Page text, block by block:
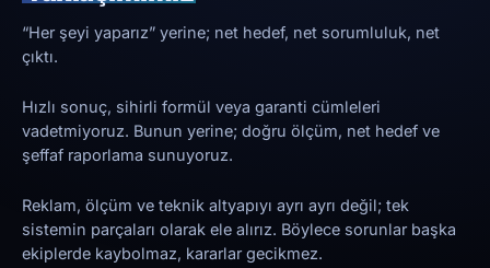
“Her şeyi yaparız” yerine; net hedef, net sorumluluk, net
çıktı.
Hızlı sonuç, sihirli formül veya garanti cümleleri
vadetmiyoruz. Bunun yerine; doğru ölçüm, net hedef ve
şeffaf raporlama sunuyoruz.
Reklam, ölçüm ve teknik altyapıyı ayrı ayrı değil; tek
sistemin parçaları olarak ele alırız. Böylece sorunlar başka
ekiplerde kaybolmaz, kararlar gecikmez.